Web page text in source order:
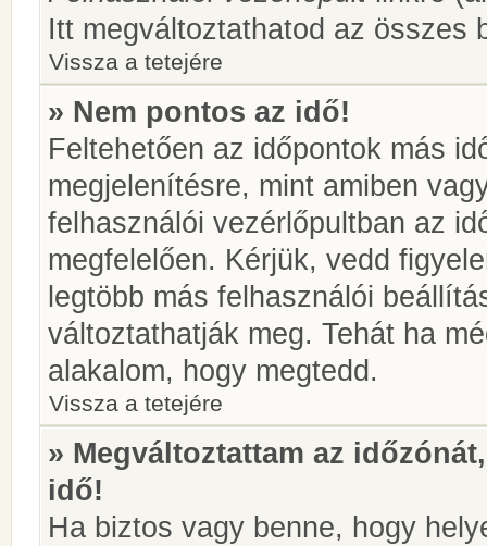
Itt megváltoztathatod az összes
Vissza a tetejére
» Nem pontos az idő!
Feltehetően az időpontok más
megjelenítésre, mint amiben
felhasználói vezérlőpultban az
megfelelően. Kérjük, vedd
legtöbb más felhasználói
változtathatják meg. Tehát ha
alakalom, hogy megtedd.
Vissza a tetejére
» Megváltoztattam az
idő!
Ha biztos vagy benne, hogy